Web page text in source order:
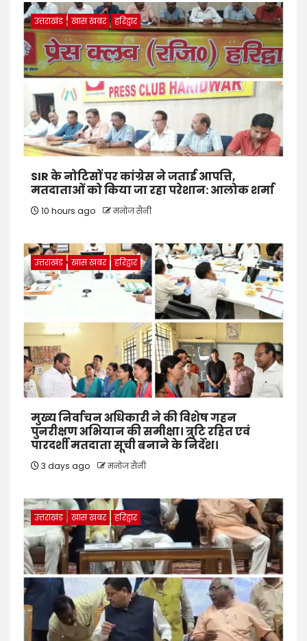
उत्तराखंड खास खबर हरिद्वार
SIR के नोटिसों पर कांग्रेस ने जताई आपत्ति,
मतदाताओं को किया जा रहा परेशान: आलोक शर्मा
10 hours ago मनोज सैनी
उत्तराखंड खास खबर हरिद्वार
मुख्य निर्वाचन अधिकारी ने की विशेष गहन
पुनरीक्षण अभियान की समीक्षा। त्रुटि रहित एवं
पारदर्शी मतदाता सूची बनाने के निर्देश।
3 days ago मनोज सैनी
उत्तराखंड खास खबर हरिद्वार